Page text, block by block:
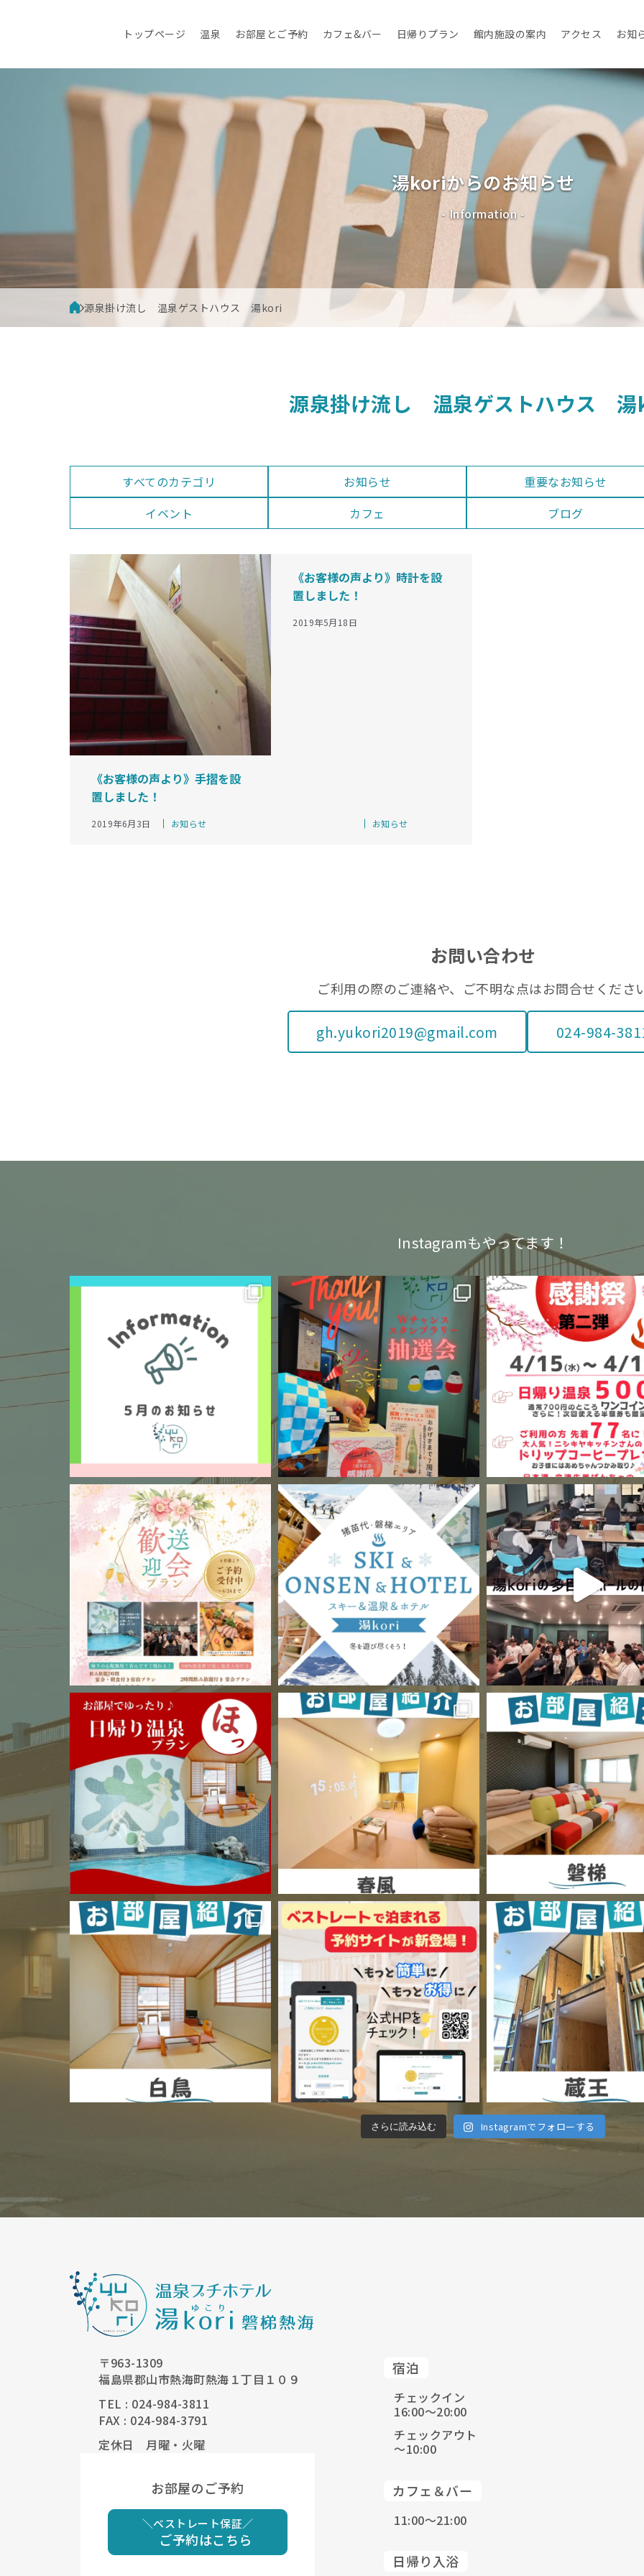
ツ
トップページ 温泉 お部屋とご予約 カフェ&バー 日帰りプラン 館内施設の案内 アクセス お知
湯koriからのお知らせ
- Information -
源泉掛け流し 温泉ゲストハウス 湯kori
源泉掛け流し 温泉ゲストハウス
すべてのカテゴリ お知らせ
重要なお知らせ
イベント
カフェ ブログ
《お客様の声より》手摺を設
置しました！
2019年6月3日
カ
お知らせ
《お客様の声より》時計を設
置しました！
2019年5月18日
カ
お知らせ
お問い合わせ
ご利用の際のご連絡や、ご不明な点はお問合せくださ
gh.yukori2019@gmail.com 024-984-
Instagramもやってます！
さらに読み込む Instagramでフォローする
〒963-1309
福島県郡山市熱海町熱海１丁目１０９
TEL : 024-984-3811
FAX : 024-984-3791
定休日 月曜・火曜
お部屋のご予約
＼ベストレート保証／
ご予約はこちら
宿泊
チェックイン
16:00〜20:00
チェックアウト
〜10:00
カフェ＆バー
11:00〜21:00
日帰り入浴